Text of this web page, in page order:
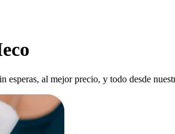
esperas, al mejor precio, y todo desde